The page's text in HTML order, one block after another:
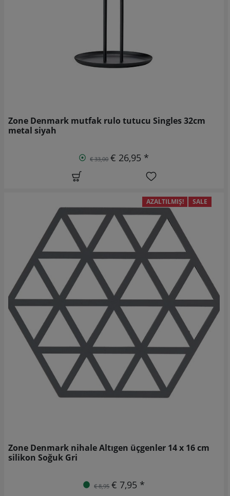
Zone Denmark mutfak rulo tutucu Singles 32cm
metal siyah
€ 33,00 € 26,95 *
AZALTILMIŞ! SALE
Zone Denmark nihale Altıgen üçgenler 14 x 16 cm
silikon Soğuk Gri
€ 8,95 € 7,95 *